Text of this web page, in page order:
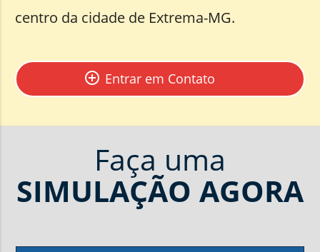
centro da cidade de Extrema-MG.
add_circle_outline Entrar em Contato
Faça uma
SIMULAÇÃO AGORA